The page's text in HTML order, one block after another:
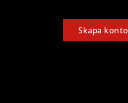
Skapa konto